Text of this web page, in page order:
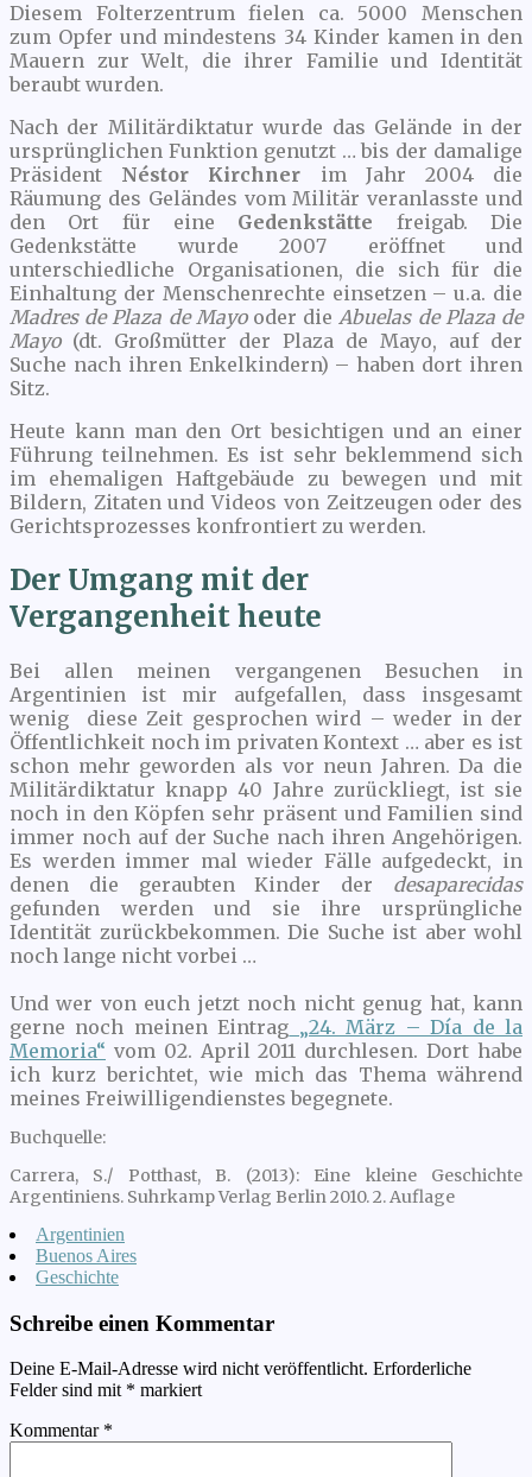
Diesem Folterzentrum fielen ca. 5000 Menschen
zum Opfer und mindestens 34 Kinder kamen in den
Mauern zur Welt, die ihrer Familie und Identität
beraubt wurden.
Nach der Militärdiktatur wurde das Gelände in der
ursprünglichen Funktion genutzt … bis der damalige
Präsident Néstor Kirchner im Jahr 2004 die
Räumung des Geländes vom Militär veranlasste und
den Ort für eine Gedenkstätte freigab. Die
Gedenkstätte wurde 2007 eröffnet und
unterschiedliche Organisationen, die sich für die
Einhaltung der Menschenrechte einsetzen – u.a. die
Madres de Plaza de Mayooder dieAbuelas de Plaza de
Mayo (dt. Großmütter der Plaza de Mayo, auf der
Suche nach ihren Enkelkindern) – haben dort ihren
Sitz.
Heute kann man den Ort besichtigen und an einer
Führung teilnehmen. Es ist sehr beklemmend sich
im ehemaligen Haftgebäude zu bewegen und mit
Bildern, Zitaten und Videos von Zeitzeugen oder des
Gerichtsprozesses konfrontiert zu werden.
Der Umgang mit der
Vergangenheit heute
Bei allen meinen vergangenen Besuchen in
Argentinien ist mir aufgefallen, dass insgesamt
wenig diese Zeit gesprochen wird – weder in der
Öffentlichkeit noch im privaten Kontext … aber es ist
schon mehr geworden als vor neun Jahren. Da die
Militärdiktatur knapp 40 Jahre zurückliegt, ist sie
noch in den Köpfen sehr präsent und Familien sind
immer noch auf der Suche nach ihren Angehörigen.
Es werden immer mal wieder Fälle aufgedeckt, in
denen die geraubten Kinder der desaparecidas
gefunden werden und sie ihre ursprüngliche
Identität zurückbekommen. Die Suche ist aber wohl
noch lange nicht vorbei …
Und wer von euch jetzt noch nicht genug hat, kann
gerne noch meinen Eintrag „24. März – Día de la
Memoria“ vom 02. April 2011 durchlesen. Dort habe
ich kurz berichtet, wie mich das Thema während
meines Freiwilligendienstes begegnete.
Buchquelle:
Carrera, S./ Potthast, B. (2013): Eine kleine Geschichte
Argentiniens. Suhrkamp Verlag Berlin 2010. 2. Auflage
Argentinien
Buenos Aires
Geschichte
Schreibe einen Kommentar
Deine E-Mail-Adresse wird nicht veröffentlicht. Erforderliche
Felder sind mit * markiert
Kommentar *